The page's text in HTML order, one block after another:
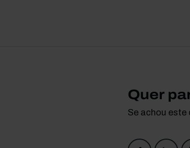
Quer
Se achou